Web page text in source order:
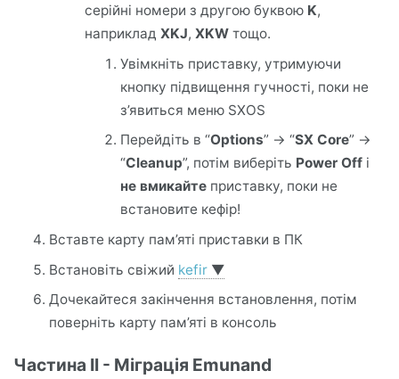
серійні номери з другою буквою K,
наприкладXKJ,XKW тощо.
Увімкніть приставку, утримуючи
кнопку підвищення гучності, поки не
з’явиться меню SXOS
Перейдіть в “Options” -> “SX Core” ->
“Cleanup”, потім виберіть Power Off і
не вмикайте приставку, поки не
встановите кефір!
Вставте карту пам’яті приставки в ПК
Встановіть свіжий kefir ▼
Дочекайтеся закінчення встановлення, потім
поверніть карту пам’яті в консоль
Частина II - Міграція Emunand